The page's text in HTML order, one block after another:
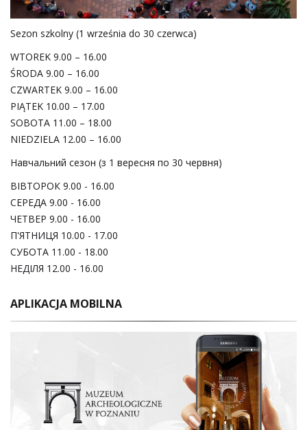
Sezon szkolny (1 września do 30 czerwca)
WTOREK 9.00 – 16.00
ŚRODA 9.00 – 16.00
CZWARTEK 9.00 – 16.00
PIĄTEK 10.00 – 17.00
SOBOTA 11.00 – 18.00
NIEDZIELA 12.00 – 16.00
Навчальний сезон (з 1 вересня по 30 червня)
ВІВТОРОК 9.00 - 16.00
СЕРЕДА 9.00 - 16.00
ЧЕТВЕР 9.00 - 16.00
П'ЯТНИЦЯ 10.00 - 17.00
СУБОТА 11.00 - 18.00
НЕДІЛЯ 12.00 - 16.00
APLIKACJA MOBILNA